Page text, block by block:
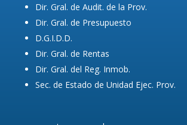
Dir. Gral. de Audit. de la Prov.
Dir. Gral. de Presupuesto
D.G.I.D.D.
Dir. Gral. de Rentas
Dir. Gral. del Reg. Inmob.
Sec. de Estado de Unidad Ejec. Prov.